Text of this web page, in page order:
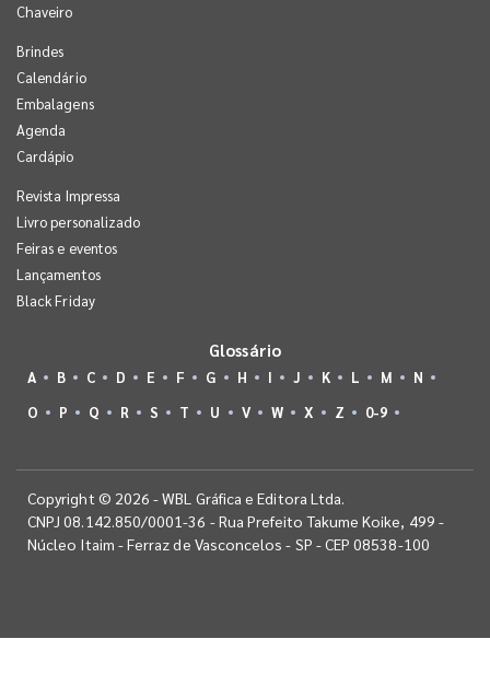
Chaveiro
Brindes
Calendário
Embalagens
Agenda
Cardápio
Revista Impressa
Livro personalizado
Feiras e eventos
Lançamentos
Black Friday
Glossário
A B C D E F G H I J K L M
N
O
P Q R S T U V W X Z 0-9
Copyright © 2026 - WBL Gráfica e Editora Ltda.
CNPJ 08.142.850/0001-36 - Rua Prefeito Takume Koike, 499 -
Núcleo Itaim - Ferraz de Vasconcelos - SP - CEP 08538-100